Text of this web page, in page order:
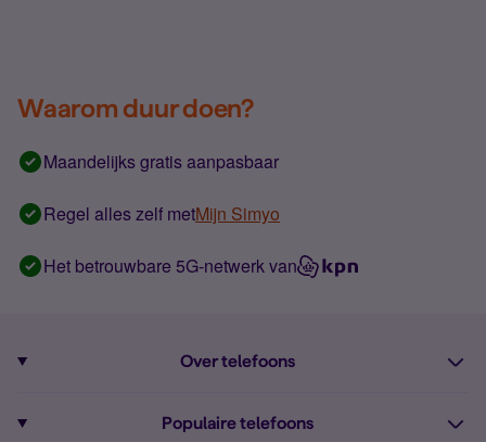
Waarom duur doen?
Maandelijks gratis aanpasbaar
Regel alles zelf metMijn Simyo
Het betrouwbare 5G-netwerk van
Over telefoons
Populaire telefoons